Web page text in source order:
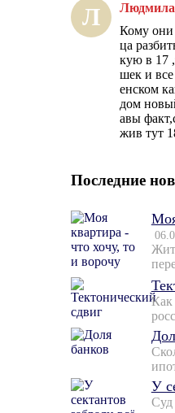
Л Людмила
Кому они
ца
кую в 17
шек и
енском
дом
авы
жив тут
Последние
Как
У
Суд